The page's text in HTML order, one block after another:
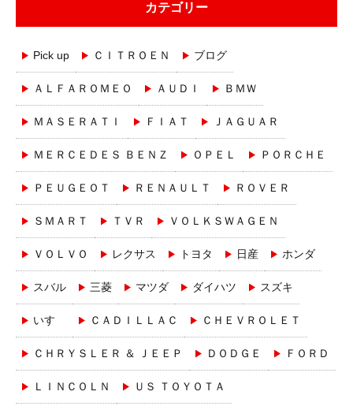
カテゴリー
Pick up ＣＩＴＲＯＥＮ ブログ
ＡＬＦＡＲＯＭＥＯ ＡＵＤＩ ＢＭＷ
ＭＡＳＥＲＡＴＩ ＦＩＡＴ ＪＡＧＵＡＲ
ＭＥＲＣＥＤＥＳ ＢＥＮＺ ＯＰＥＬ ＰＯＲＣＨＥ
ＰＥＵＧＥＯＴ ＲＥＮＡＵＬＴ ＲＯＶＥＲ
ＳＭＡＲＴ ＴＶＲ ＶＯＬＫＳＷＡＧＥＮ
ＶＯＬＶＯ レクサス トヨタ 日産 ホンダ
スバル 三菱 マツダ ダイハツ スズキ
いすゞ ＣＡＤＩＬＬＡＣ ＣＨＥＶＲＯＬＥＴ
ＣＨＲＹＳＬＥＲ ＆ ＪＥＥＰ ＤＯＤＧＥ ＦＯＲＤ
ＬＩＮＣＯＬＮ ＵＳ ＴＯＹＯＴＡ